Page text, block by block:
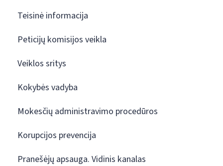
Teisinė informacija
Peticijų komisijos veikla
Veiklos sritys
Kokybės vadyba
Mokesčių administravimo procedūros
Korupcijos prevencija
Pranešėjų apsauga. Vidinis kanalas